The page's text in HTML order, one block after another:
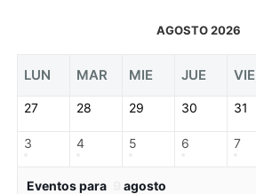
AGOSTO 2026
LUN MAR MIE JUE VIE
27 28 29 30 31
3 4 5 6 7
Eventos para agosto